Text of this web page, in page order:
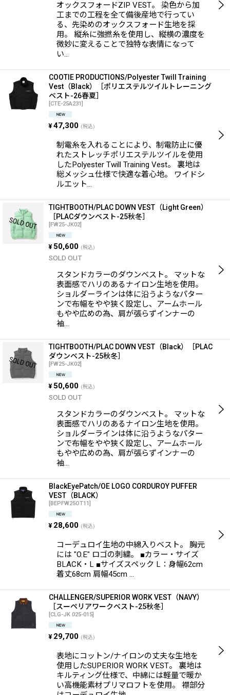
オックスフォードZIP VEST。 染色から加
工までの工程を全て備後産地で行ってい
る、先染めのオックスフォード生地を採
用。 縦糸に強撚糸を使用し、縦横の濃度を
微妙に変えることで独特な表情になって
い…
COOTIE PRODUCTIONS/Polyester Twill Training
Vest（Black）［ポリエステルツイルトレーニング
ベスト-26春夏］
[CTE-25A231]
¥ 47,300 (税込)
制電糸を入れることにより、制電防止に優
れたストレッチポリエステルツイルを使用
したPolyester Twill Training Vest。 裏地は
総メッシュ仕様で快適な着心地。 ワイドシ
ルエット…
TIGHTBOOTH/PLAC DOWN VEST（Light Green）
［PLACダウンベスト-25秋冬］
[FW25-JK02]
¥ 50,600 (税込)
SOLD OUT
スタンドカラーのダウンベスト。 マットな
表面感でハリのあるナイロン生地を使用。
ショルダーラインは体に沿うようなパター
ンで布幅をやや狭く設定し、アームホール
もやや広めの為、肩が張らずインナーの
袖…
TIGHTBOOTH/PLAC DOWN VEST（Black）［PLAC
ダウンベスト-25秋冬］
[FW25-JK02]
¥ 50,600 (税込)
SOLD OUT
スタンドカラーのダウンベスト。 マットな
表面感でハリのあるナイロン生地を使用。
ショルダーラインは体に沿うようなパター
ンで布幅をやや狭く設定し、アームホール
もやや広めの為、肩が張らずインナーの
袖…
BlackEyePatch/OE LOGO CORDUROY PUFFER
VEST（BLACK）
[BEPFW25OT11]
¥ 28,600 (税込)
コーデュロイ生地の中綿入りベスト。 胸元
には "O.E" ロゴの刺繍。 ■カラー・サイズ
BLACK・L ■サイズスペック L：身幅62cm
着丈68cm 肩幅45cm …
CHALLENGER/SUPERIOR WORK VEST（NAVY）
［スーペリアワークベスト-25秋冬］
[CLG-JK 025-015]
¥ 29,700 (税込)
表地にコットン/ナイロンの丈夫な生地を
使用したSUPERIOR WORK VEST。 裏地は
キルティング仕様で、中綿には軽量で暖か
い高機能素材プリマロフトを使用。 襟部分